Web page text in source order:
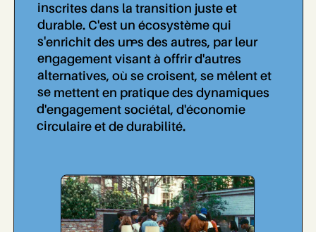
inscrites dans la transition juste et
durable. C'est un écosystème qui
s'enrichit des un..es des autres, par leur
engagement visant à offrir d'autres
alternatives, où se croisent, se mêlent et
se mettent en pratique des dynamiques
d'engagement sociétal, d'économie
circulaire et de durabilité.